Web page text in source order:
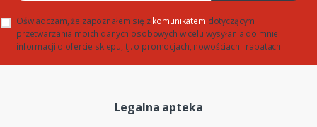
Oświadczam, że zapoznałem się zkomunikatem dotyczącym
przetwarzania moich danych osobowych w celu wysyłania do mnie
informacji o ofercie sklepu, tj. o promocjach, nowościach i rabatach
Legalna apteka